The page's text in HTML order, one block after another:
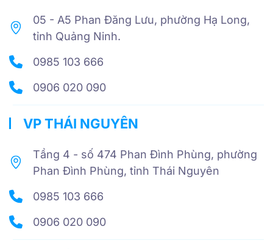
05 - A5 Phan Đăng Lưu, phường Hạ Long,
tỉnh Quảng Ninh.
0985 103 666
0906 020 090
VP THÁI NGUYÊN
Tầng 4 - số 474 Phan Đình Phùng, phường
Phan Đình Phùng, tỉnh Thái Nguyên
0985 103 666
0906 020 090